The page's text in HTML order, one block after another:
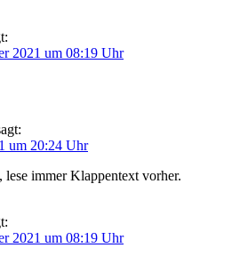
2021 um 08:19 Uhr
um 20:24 Uhr
immer Klappentext vorher.
2021 um 08:19 Uhr